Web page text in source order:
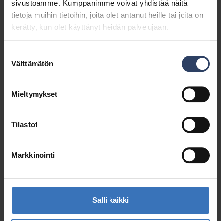
sivustoamme. Kumppanimme voivat yhdistää näitä
tietoja muihin tietoihin, joita olet antanut heille tai joita on
kerätty, kun olet käyttänyt heidän palvelujaan.
valinta
Välttämätön
Mieltymykset
Tilastot
Markkinointi
Salli kaikki
Led Strip RGB 24V
Katso tuotteet
Basic alumiiniprofiilit
Corner alumiiniprofiilit